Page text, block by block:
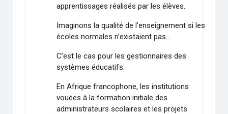
apprentissages réalisés par les élèves.
Imaginons la qualité de l’enseignement si les
écoles normales n’existaient pas…
C’est le cas pour les gestionnaires des
systèmes éducatifs.
En Afrique francophone, les institutions
vouées à la formation initiale des
administrateurs scolaires et les projets